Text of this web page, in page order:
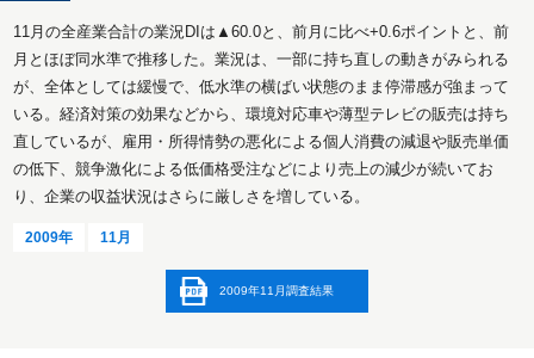
11月の全産業合計の業況DIは▲60.0と、前月に比べ+0.6ポイントと、前
月とほぼ同水準で推移した。業況は、一部に持ち直しの動きがみられる
が、全体としては緩慢で、低水準の横ばい状態のまま停滞感が強まって
いる。経済対策の効果などから、環境対応車や薄型テレビの販売は持ち
直しているが、雇用・所得情勢の悪化による個人消費の減退や販売単価
の低下、競争激化による低価格受注などにより売上の減少が続いてお
り、企業の収益状況はさらに厳しさを増している。
2009年 11月
2009年11月調査結果